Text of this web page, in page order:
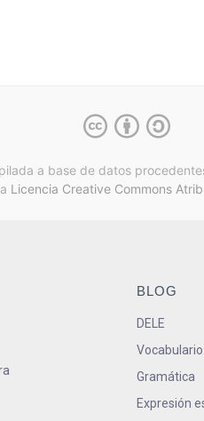
a base de datos
Licencia Creative Commons
BLOG
DELE
Vocabulario
Gramática
Expresión